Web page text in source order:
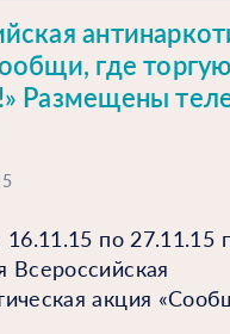
где
Размещены
по 27.11.15
Всероссийская
акция